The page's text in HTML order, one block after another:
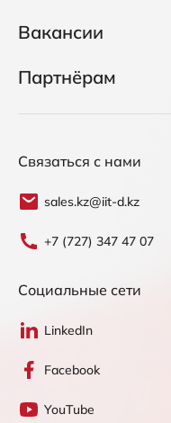
Вакансии
Партнёрам
Связаться с нами
sales.kz@iit-d.kz
+7 (727) 347 47 07
Социальные сети
LinkedIn
Facebook
YouTube